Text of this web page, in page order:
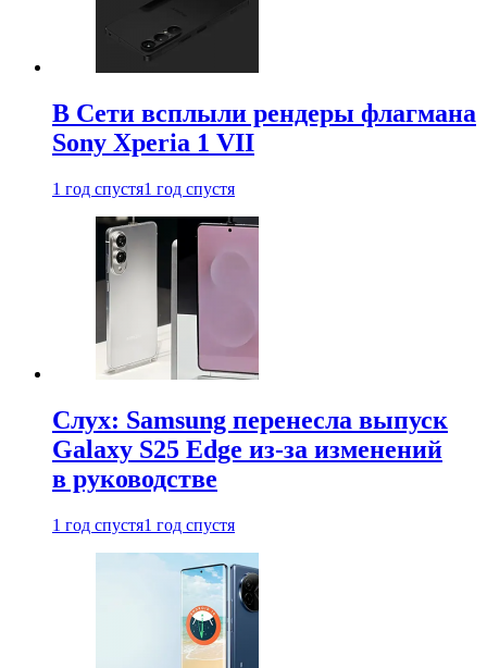
В Сети всплыли рендеры флагмана
Sony Xperia 1 VII
1 год спустя1 год спустя
Слух: Samsung перенесла выпуск
Galaxy S25 Edge из-за изменений
в руководстве
1 год спустя1 год спустя